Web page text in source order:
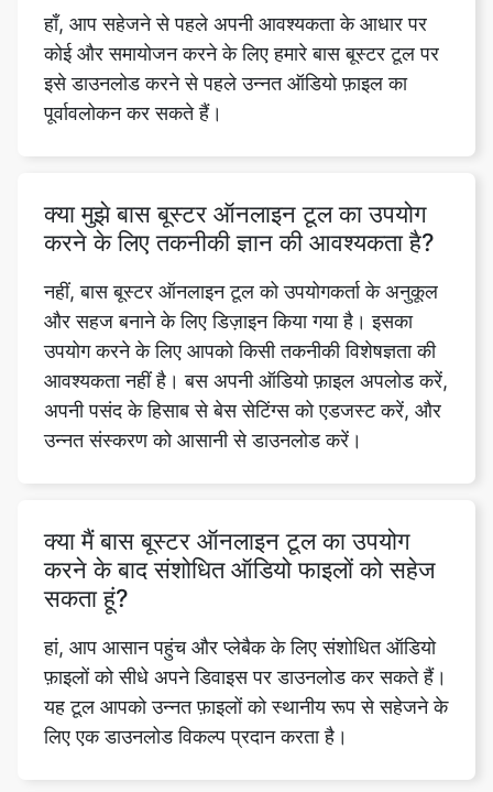
पूर्वावलोकन कर सकते हैं।
क्या मुझे बास बूस्टर ऑनलाइन टूल का उपयोग
नहीं, बास बूस्टर ऑनलाइन टूल को उपयोगकर्ता के अनुकूल
और सहज बनाने के लिए डिज़ाइन किया गया है। इसका
उपयोग करने के लिए आपको किसी तकनीकी विशेषज्ञता की
आवश्यकता नहीं है। बस अपनी ऑडियो फ़ाइल अपलोड करें,
अपनी पसंद के हिसाब से बेस सेटिंग्स को एडजस्ट करें, और
उन्नत संस्करण को आसानी से डाउनलोड करें।
क्या मैं बास बूस्टर ऑनलाइन टूल का उपयोग
हां, आप आसान पहुंच और प्लेबैक के लिए संशोधित ऑडियो
फ़ाइलों को सीधे अपने डिवाइस पर डाउनलोड कर सकते हैं।
यह टूल आपको उन्नत फ़ाइलों को स्थानीय रूप से सहेजने के
लिए एक डाउनलोड विकल्प प्रदान करता है।
क्या मैं बास बूस्ट की तीव्रता को समायोजित कर